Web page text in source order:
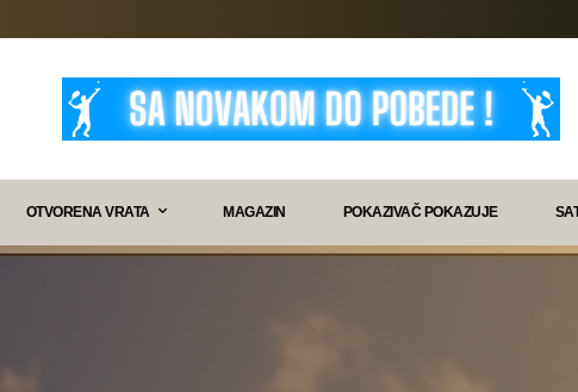
OTVORENA VRATA MAGAZIN POKAZIVAČ POKAZUJE